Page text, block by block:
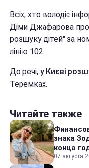
Всіх, хто володіє
Діми Джафарова
розшуку дітей" за
лінію 102.
До речі, у Києві
Теремках.
Читайте также
знака
конца
07 августа